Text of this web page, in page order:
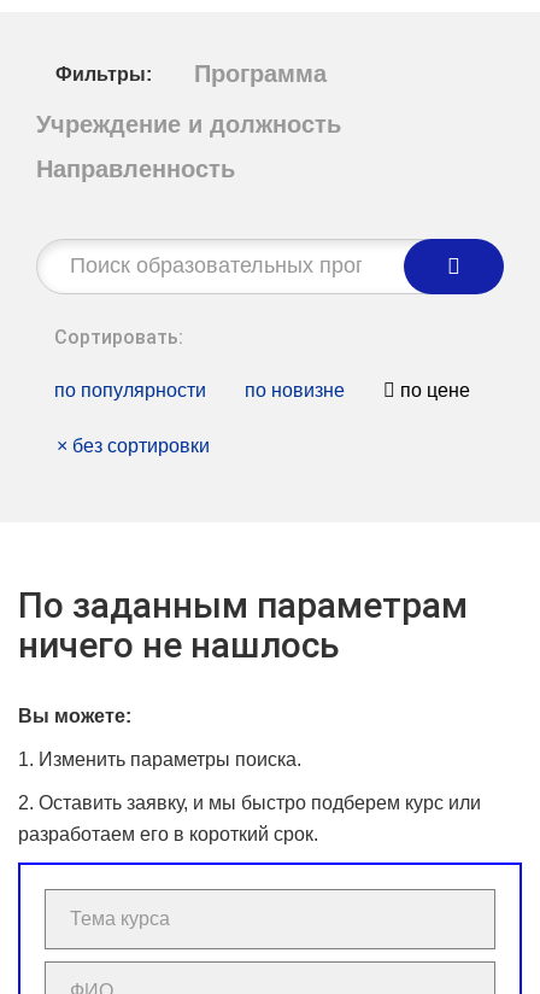
Фильтры:
Программа
Учреждение и должность
Направленность
Строка
поиска:
Сортировать:
по популярности по новизне по цене
× без сортировки
По заданным параметрам
ничего не нашлось
Вы можете:
1. Изменить параметры поиска.
2. Оставить заявку, и мы быстро подберем курс или
разработаем его в короткий срок.